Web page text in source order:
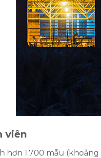
viên
hơn 1.700 mẫu